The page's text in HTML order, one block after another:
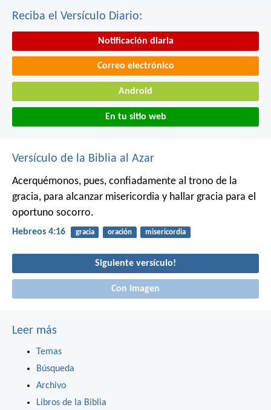
Reciba el Versículo Diario:
Notificación diaria
Correo electrónico
Android
En tu sitio web
Versículo de la Biblia al Azar
Acerquémonos, pues, confiadamente al trono de la
gracia, para alcanzar misericordia y hallar gracia para el
oportuno socorro.
Hebreos 4:16 gracia oración misericordia
Siguiente versículo!
Con imagen
Leer más
Temas
Búsqueda
Archivo
Libros de la Biblia